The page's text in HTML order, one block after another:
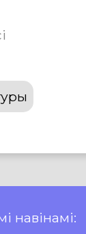
навінамі: